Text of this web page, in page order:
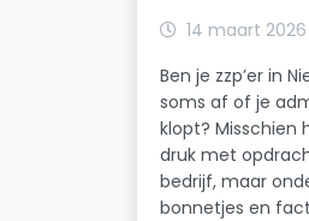
14 maart 2026
Ben je zzp’er in
soms af of je
klopt? Misschien
druk met
bedrijf, maar
bonnetjes en